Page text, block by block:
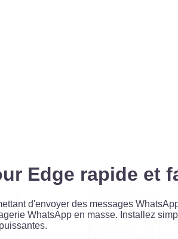
Edge rapide et
d'envoyer des messages
WhatsApp en masse. Installez